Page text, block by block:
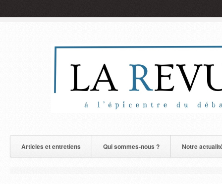
Articles et entretiens Qui sommes-nous ? Notre